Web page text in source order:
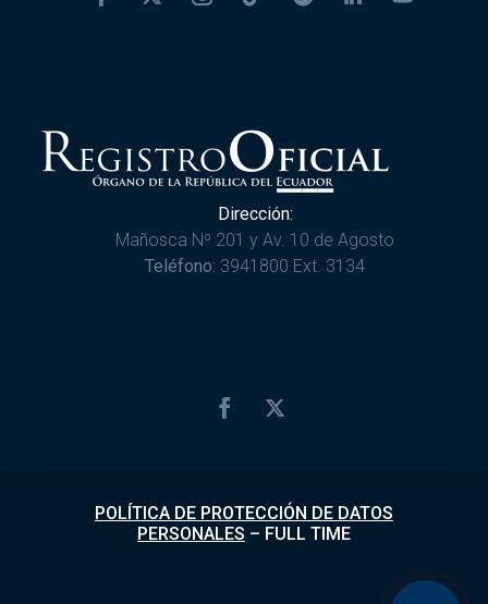
Dirección:
Mañosca Nº 201 y Av. 10 de Agosto
Teléfono: 3941800 Ext. 3134
POLÍTICA DE PROTECCIÓN DE DATOS
PERSONALES – FULL TIME